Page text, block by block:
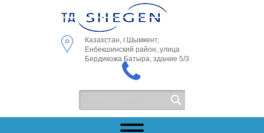
Казахстан, г.Шымкент,
Енбекшинский район, улица
Бердикожа Батыра, здание 5/3